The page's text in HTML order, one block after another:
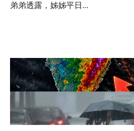
弟弟透露，姊姊平日...